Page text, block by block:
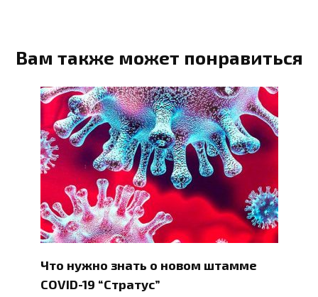
Вам также может понравиться
Что нужно знать о новом штамме
COVID-19 “Стратус”